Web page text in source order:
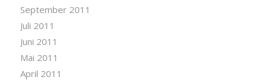
September 2011
Juli 2011
Juni 2011
Mai 2011
April 2011